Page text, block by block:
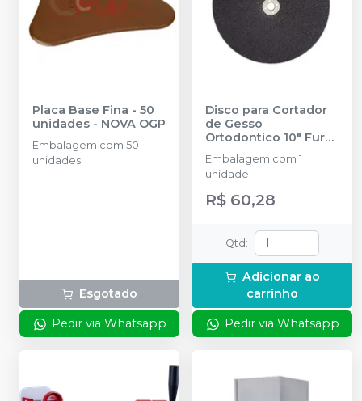
Placa Base Fina - 50
unidades - NOVA OGP
Embalagem com 50
unidades.
Esgotado
Pedir via Whatsapp
Disco para Cortador
de Gesso
Ortodontico 10" Furo
5/8
NOVA OGP
Embalagem com 1
unidade.
R$ 60,28
Qtd :
Adicionar ao
carrinho
Pedir via Whatsapp